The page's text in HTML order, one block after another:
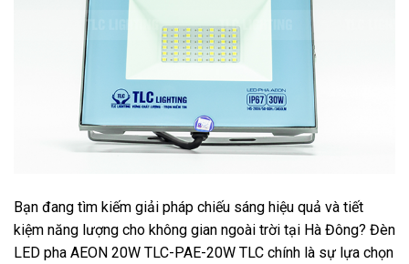
Bạn đang tìm kiếm giải pháp chiếu sáng hiệu quả và tiết
kiệm năng lượng cho không gian ngoài trời tại Hà Đông? Đèn
LED pha AEON 20W TLC-PAE-20W TLC chính là sự lựa chọn